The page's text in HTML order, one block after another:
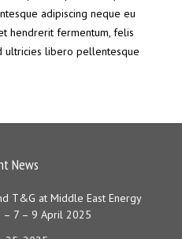
adipiscing neque eu
hendrerit fermentum, felis
ultricies libero pellentesque
News
T&G at Middle East Energy
– 7 – 9 April 2025